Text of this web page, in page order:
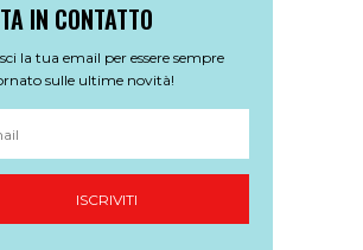
IN CONTATTO
la tua email per essere sempre
sulle ultime novità!
ISCRIVITI